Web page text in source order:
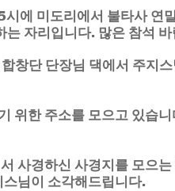
에 미도리에서 불타사 연
자리입니다. 많은 참석
창단 단장님 댁에서 주지
위한 주소를 모으고 있습
사경하신 사경지를 모으
님이 소각해드립니다.